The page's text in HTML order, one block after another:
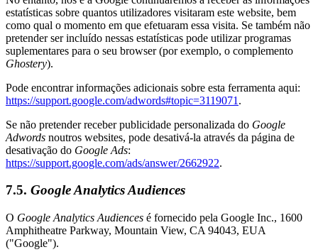
estatísticas sobre quantos utilizadores visitaram este website, bem
como qual o momento em que efetuaram essa visita. Se também não
pretender ser incluído nessas estatísticas pode utilizar programas
suplementares para o seu browser (por exemplo, o complemento
Ghostery).
Pode encontrar informações adicionais sobre esta ferramenta aqui:
https://support.google.com/adwords#topic=3119071 .
Se não pretender receber publicidade personalizada do Google
Adwords noutros websites, pode desativá-la através da página de
desativação do Google Ads:
https://support.google.com/ads/answer/2662922.
7.5. Google Analytics Audiences
O Google Analytics Audiences é fornecido pela Google Inc., 1600
Amphitheatre Parkway, Mountain View, CA 94043, EUA
("Google").